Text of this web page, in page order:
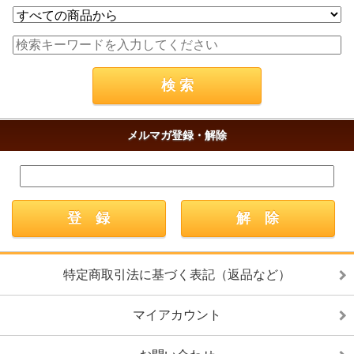
メルマガ登録・解除
特定商取引法に基づく表記（返品など）
マイアカウント